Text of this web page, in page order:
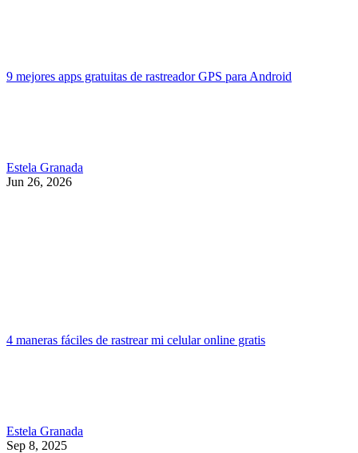
9 mejores apps gratuitas de rastreador GPS para Android
Estela Granada
Jun 26, 2026
4 maneras fáciles de rastrear mi celular online gratis
Estela Granada
Sep 8, 2025